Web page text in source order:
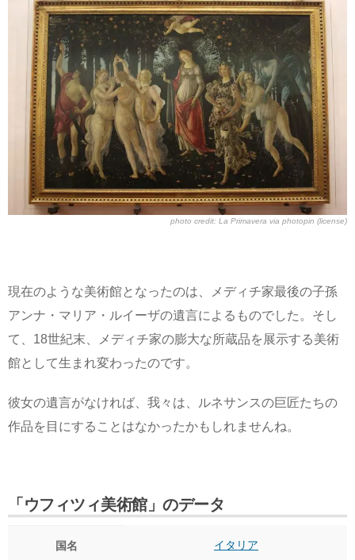
photo credit: La Primavera via photopin (license)
現在のような美術館となったのは、メディチ家最後の子孫
アンナ・マリア・ルイーザの遺言によるものでした。そし
て、18世紀末、メディチ家の膨大な所蔵品を展示する美術
館として生まれ変わったのです。
彼女の遺言がなければ、我々は、ルネサンスの巨匠たちの
作品を目にすることはなかったかもしれませんね。
「ウフィツィ美術館」のデータ
国名 イタリア